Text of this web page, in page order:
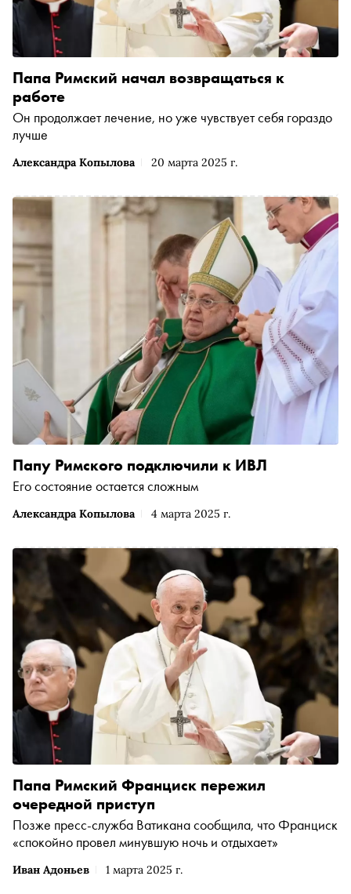
Александра Копылова 20 марта 2025 г.
Папа Римский начал возвращаться к
работе
Он продолжает лечение, но уже чувствует себя гораздо
лучше
Александра Копылова 4 марта 2025 г.
Папу Римского подключили к ИВЛ
Его состояние остается сложным
Иван Адоньев 1 марта 2025 г.
Папа Римский Франциск пережил
очередной приступ
Позже пресс-служба Ватикана сообщила, что Франциск
«спокойно провел минувшую ночь и отдыхает»